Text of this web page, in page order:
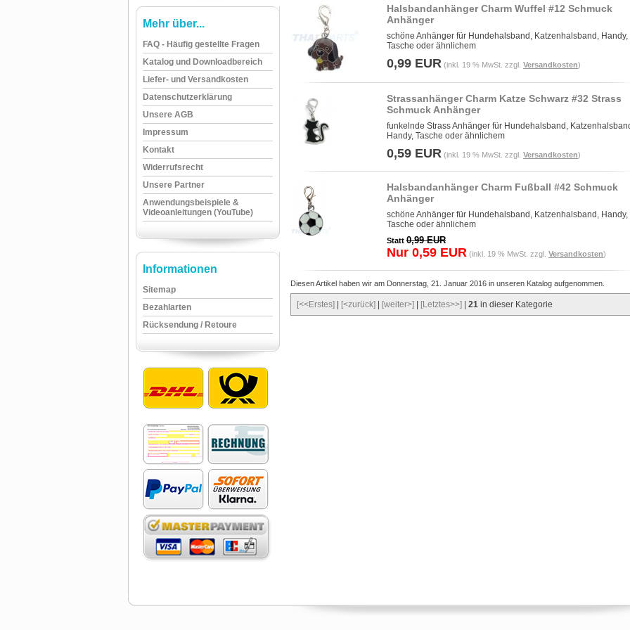
Mehr über...
FAQ - Häufig gestellte Fragen
Katalog und Downloadbereich
Liefer- und Versandkosten
Datenschutzerklärung
Unsere AGB
Impressum
Kontakt
Widerrufsrecht
Unsere Partner
Anwendungsbeispiele &
Videoanleitungen (YouTube)
Informationen
Sitemap
Bezahlarten
Rücksendung / Retoure
Halsbandanhänger Charm Wuffel #12 Schmuck
Anhänger
schöne Anhänger für Hundehalsband, Katzenhalsband, Handy,
Tasche oder ähnlichem
0,99 EUR (inkl. 19 % MwSt. zzgl. Versandkosten)
Strassanhänger Charm Katze Schwarz #32 Strass
Schmuck Anhänger
funkelnde Strass Anhänger für Hundehalsband,
Handy, Tasche oder ähnlichem
0,59 EUR (inkl. 19 % MwSt. zzgl. Versandkosten)
Halsbandanhänger Charm Fußball #42 Schmuck
Anhänger
schöne Anhänger für Hundehalsband, Katzenhalsband, Handy,
Tasche oder ähnlichem
Statt 0,99 EUR
Nur 0,59 EUR (inkl. 19 % MwSt. zzgl. Versandkosten)
Diesen Artikel haben wir am Donnerstag, 21. Januar 2016 in unseren Katalog aufgenommen.
[<<Erstes] [<zurück] [weiter>] [Letztes>>] 21 in dieser Kategorie